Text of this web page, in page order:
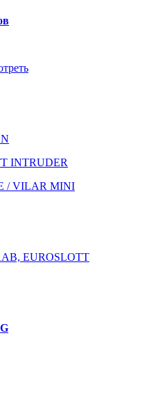
INTRUDER
/ VILAR MINI
EUROSLOTT